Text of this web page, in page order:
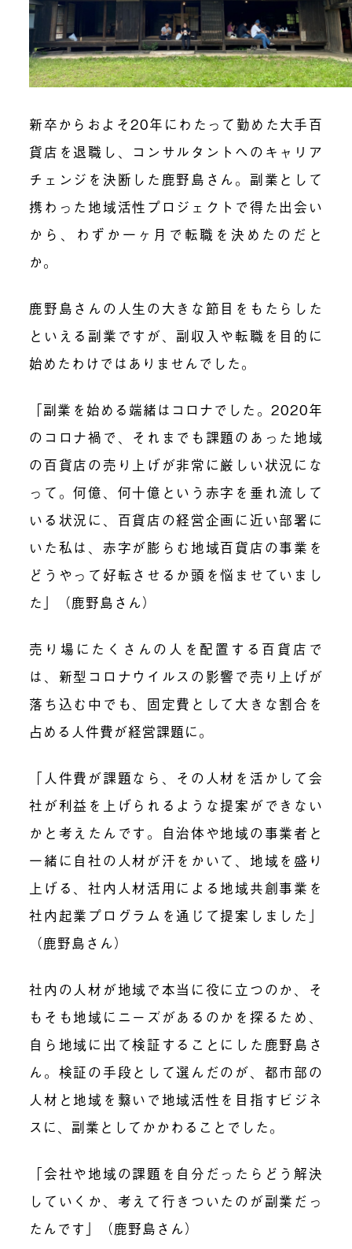
新卒からおよそ20年にわたって勤めた大手百
貨店を退職し、コンサルタントへのキャリア
チェンジを決断した鹿野島さん。副業として
携わった地域活性プロジェクトで得た出会い
から、わずか一ヶ月で転職を決めたのだと
か。
鹿野島さんの人生の大きな節目をもたらした
といえる副業ですが、副収入や転職を目的に
始めたわけではありませんでした。
「副業を始める端緒はコロナでした。2020年
のコロナ禍で、それまでも課題のあった地域
の百貨店の売り上げが非常に厳しい状況にな
って。何億、何十億という赤字を垂れ流して
いる状況に、百貨店の経営企画に近い部署に
いた私は、赤字が膨らむ地域百貨店の事業を
どうやって好転させるか頭を悩ませていまし
た」（鹿野島さん）
売 り 場にたくさんの人を配置する百貨店で
は、新型コロナウイルスの影響で売り上げが
落ち込む中でも、固定費として大きな割合を
占める人件費が経営課題に。
「人件費が課題なら、その人材を活かして会
社が利益を上げられるような提案ができない
かと考えたんです。自治体や地域の事業者と
一緒に自社の人材が汗をかいて、地域を盛り
上げる、社内人材活用による地域共創事業を
社内起業プログラムを通じて提案しました」
（鹿野島さん）
社内の人材が地域で本当に役に立つのか、そ
もそも地域にニーズがあるのかを探るため、
自ら地域に出て検証することにした鹿野島さ
ん。検証の手段として選んだのが、都市部の
人材と地域を繋いで地域活性を目指すビジネ
スに、副業としてかかわることでした。
「会社や地域の課題を自分だったらどう解決
していくか、考えて行きついたのが副業だっ
たんです」（鹿野島さん）